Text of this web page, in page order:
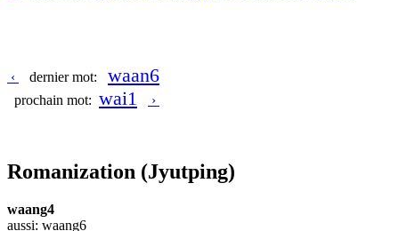
‹ dernier mot: waan6
prochain mot: wai1 ›
Romanization (Jyutping)
waang4
aussi: waang6